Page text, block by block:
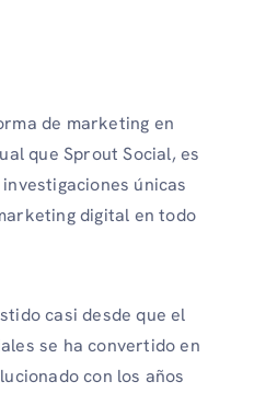
de marketing en
que Sprout Social, es
únicas
digital en todo
casi desde que el
se ha convertido en
con los años